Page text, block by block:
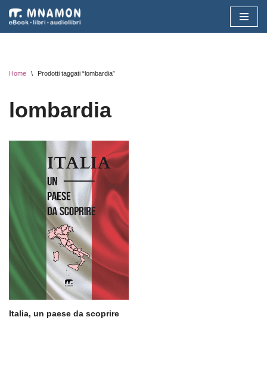
Vai
Home \ Prodotti taggati “lombardia”
lombardia
Italia, un paese da scoprire